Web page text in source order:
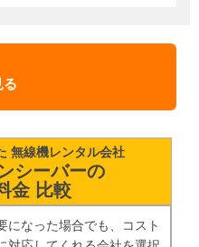
る
無線機レンタル会社
シーバーの
金 比較
になった場合でも、コスト